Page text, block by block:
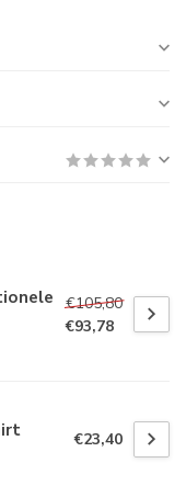
€105,80
€93,78
€23,40